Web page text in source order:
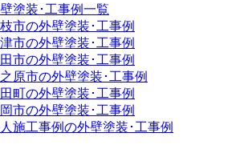
塗装･工事例一覧
市の外壁塗装･工事例
市の外壁塗装･工事例
市の外壁塗装･工事例
原市の外壁塗装･工事例
町の外壁塗装･工事例
市の外壁塗装･工事例
施工事例の外壁塗装･工事例